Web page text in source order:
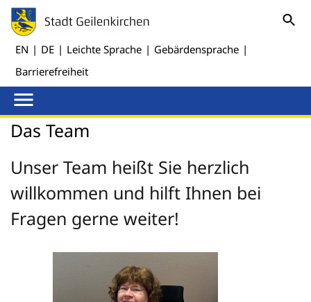
EN | DE | Leichte Sprache | Gebärdensprache |
Barrierefreiheit
Das Team
Unser Team heißt Sie herzlich
willkommen und hilft Ihnen bei
Fragen gerne weiter!